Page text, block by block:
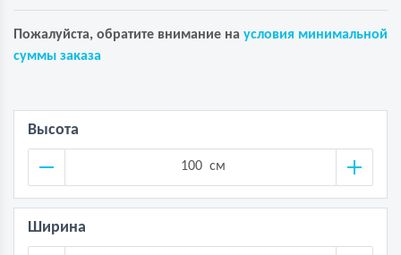
Пожалуйста, обратите внимание на условия минимальной
суммы заказа
Высота
см
Ширина